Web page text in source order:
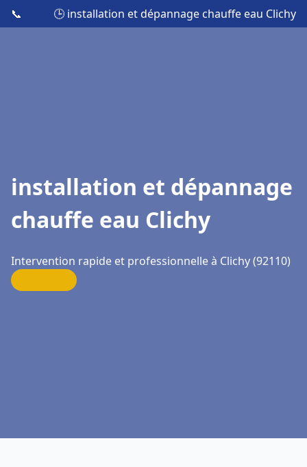
📞 🕒 installation et dépannage chauffe eau Clichy
installation et dépannage
chauffe eau Clichy
Intervention rapide et professionnelle à Clichy (92110)